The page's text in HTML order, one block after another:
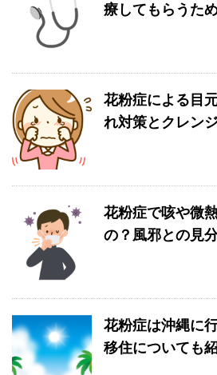
療してもらうた
花粉症による目
れ対策とクレン
花粉症で咳や微
の？風邪との見
花粉症は沖縄に
移住についても